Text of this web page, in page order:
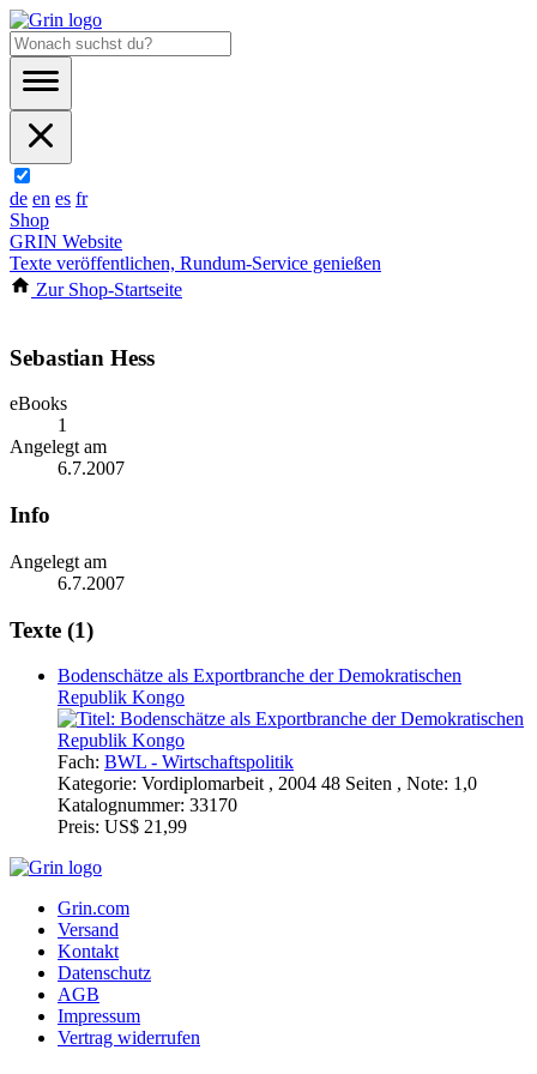
de en es fr
Shop
GRIN Website
Texte veröffentlichen, Rundum-Service genießen
Zur Shop-Startseite
Sebastian Hess
eBooks
1
Angelegt am
6.7.2007
Info
Angelegt am
6.7.2007
Texte (1)
Bodenschätze als Exportbranche der Demokratischen
Republik Kongo
Fach:BWL - Wirtschaftspolitik
Kategorie:Vordiplomarbeit , 2004 48 Seiten , Note: 1,0
Katalognummer:33170
Preis:US$ 21,99
Versand
Kontakt
Datenschutz
AGB
Impressum
Vertrag widerrufen